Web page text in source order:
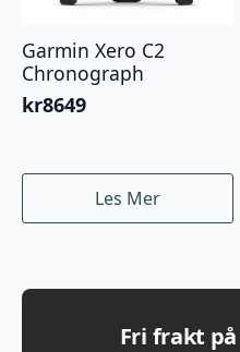
Garmin Xero C2
Chronograph
kr8649
Les Mer
Fri frakt